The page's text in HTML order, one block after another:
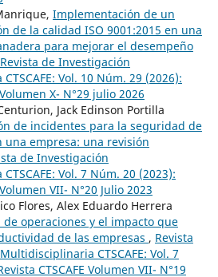
Implementación de un
de la calidad ISO 9001:2015 en una
para mejorar el desempeño
Revista de Investigación
Vol. 10 Núm. 29 (2026):
X- N°29 julio 2026
Jack Edinson Portilla
de incidentes para la seguridad de
una empresa: una revisión
de Investigación
Vol. 7 Núm. 20 (2023):
VII- N°20 Julio 2023
Flores, Alex Eduardo Herrera
de operaciones y el impacto que
de las empresas , Revista
CTSCAFE: Vol. 7
CTSCAFE Volumen VII- N°19